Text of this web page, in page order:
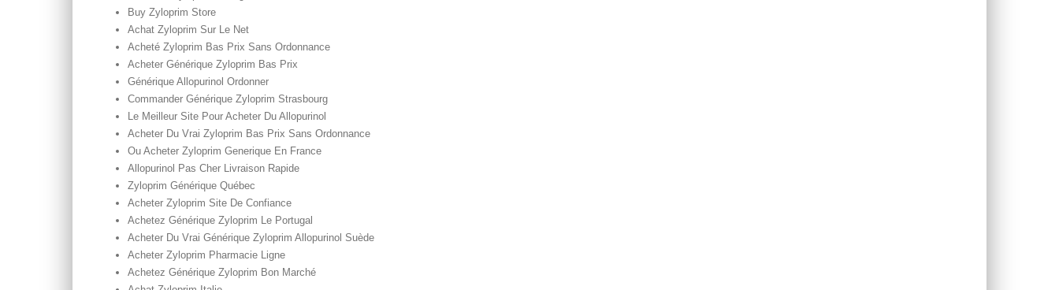
Buy Zyloprim Store
Achat Zyloprim Sur Le Net
Acheté Zyloprim Bas Prix Sans Ordonnance
Acheter Générique Zyloprim Bas Prix
Générique Allopurinol Ordonner
Commander Générique Zyloprim Strasbourg
Le Meilleur Site Pour Acheter Du Allopurinol
Acheter Du Vrai Zyloprim Bas Prix Sans Ordonnance
Ou Acheter Zyloprim Generique En France
Allopurinol Pas Cher Livraison Rapide
Zyloprim Générique Québec
Acheter Zyloprim Site De Confiance
Achetez Générique Zyloprim Le Portugal
Acheter Du Vrai Générique Zyloprim Allopurinol Suède
Acheter Zyloprim Pharmacie Ligne
Achetez Générique Zyloprim Bon Marché